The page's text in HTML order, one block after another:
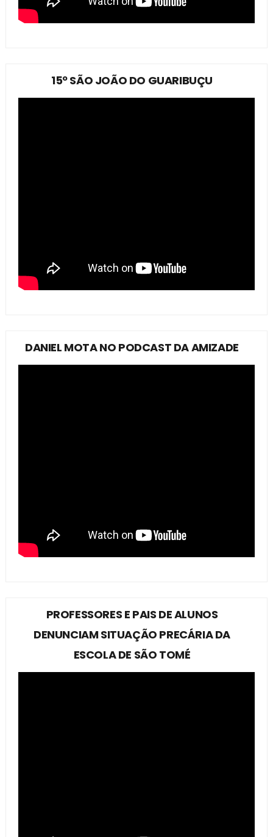
15º SÃO JOÃO DO GUARIBUÇU
DANIEL MOTA NO PODCAST DA AMIZADE
PROFESSORES E PAIS DE ALUNOS
DENUNCIAM SITUAÇÃO PRECÁRIA DA
ESCOLA DE SÃO TOMÉ